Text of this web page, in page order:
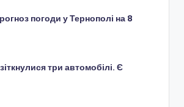
погоди у Тернополі на 8
три автомобілі. Є